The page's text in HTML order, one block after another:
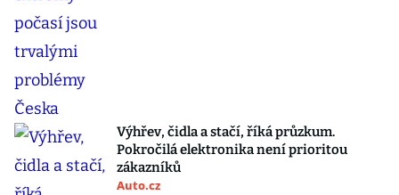
Výhřev, čidla a stačí, říká průzkum.
Pokročilá elektronika není prioritou
zákazníků
Auto.cz